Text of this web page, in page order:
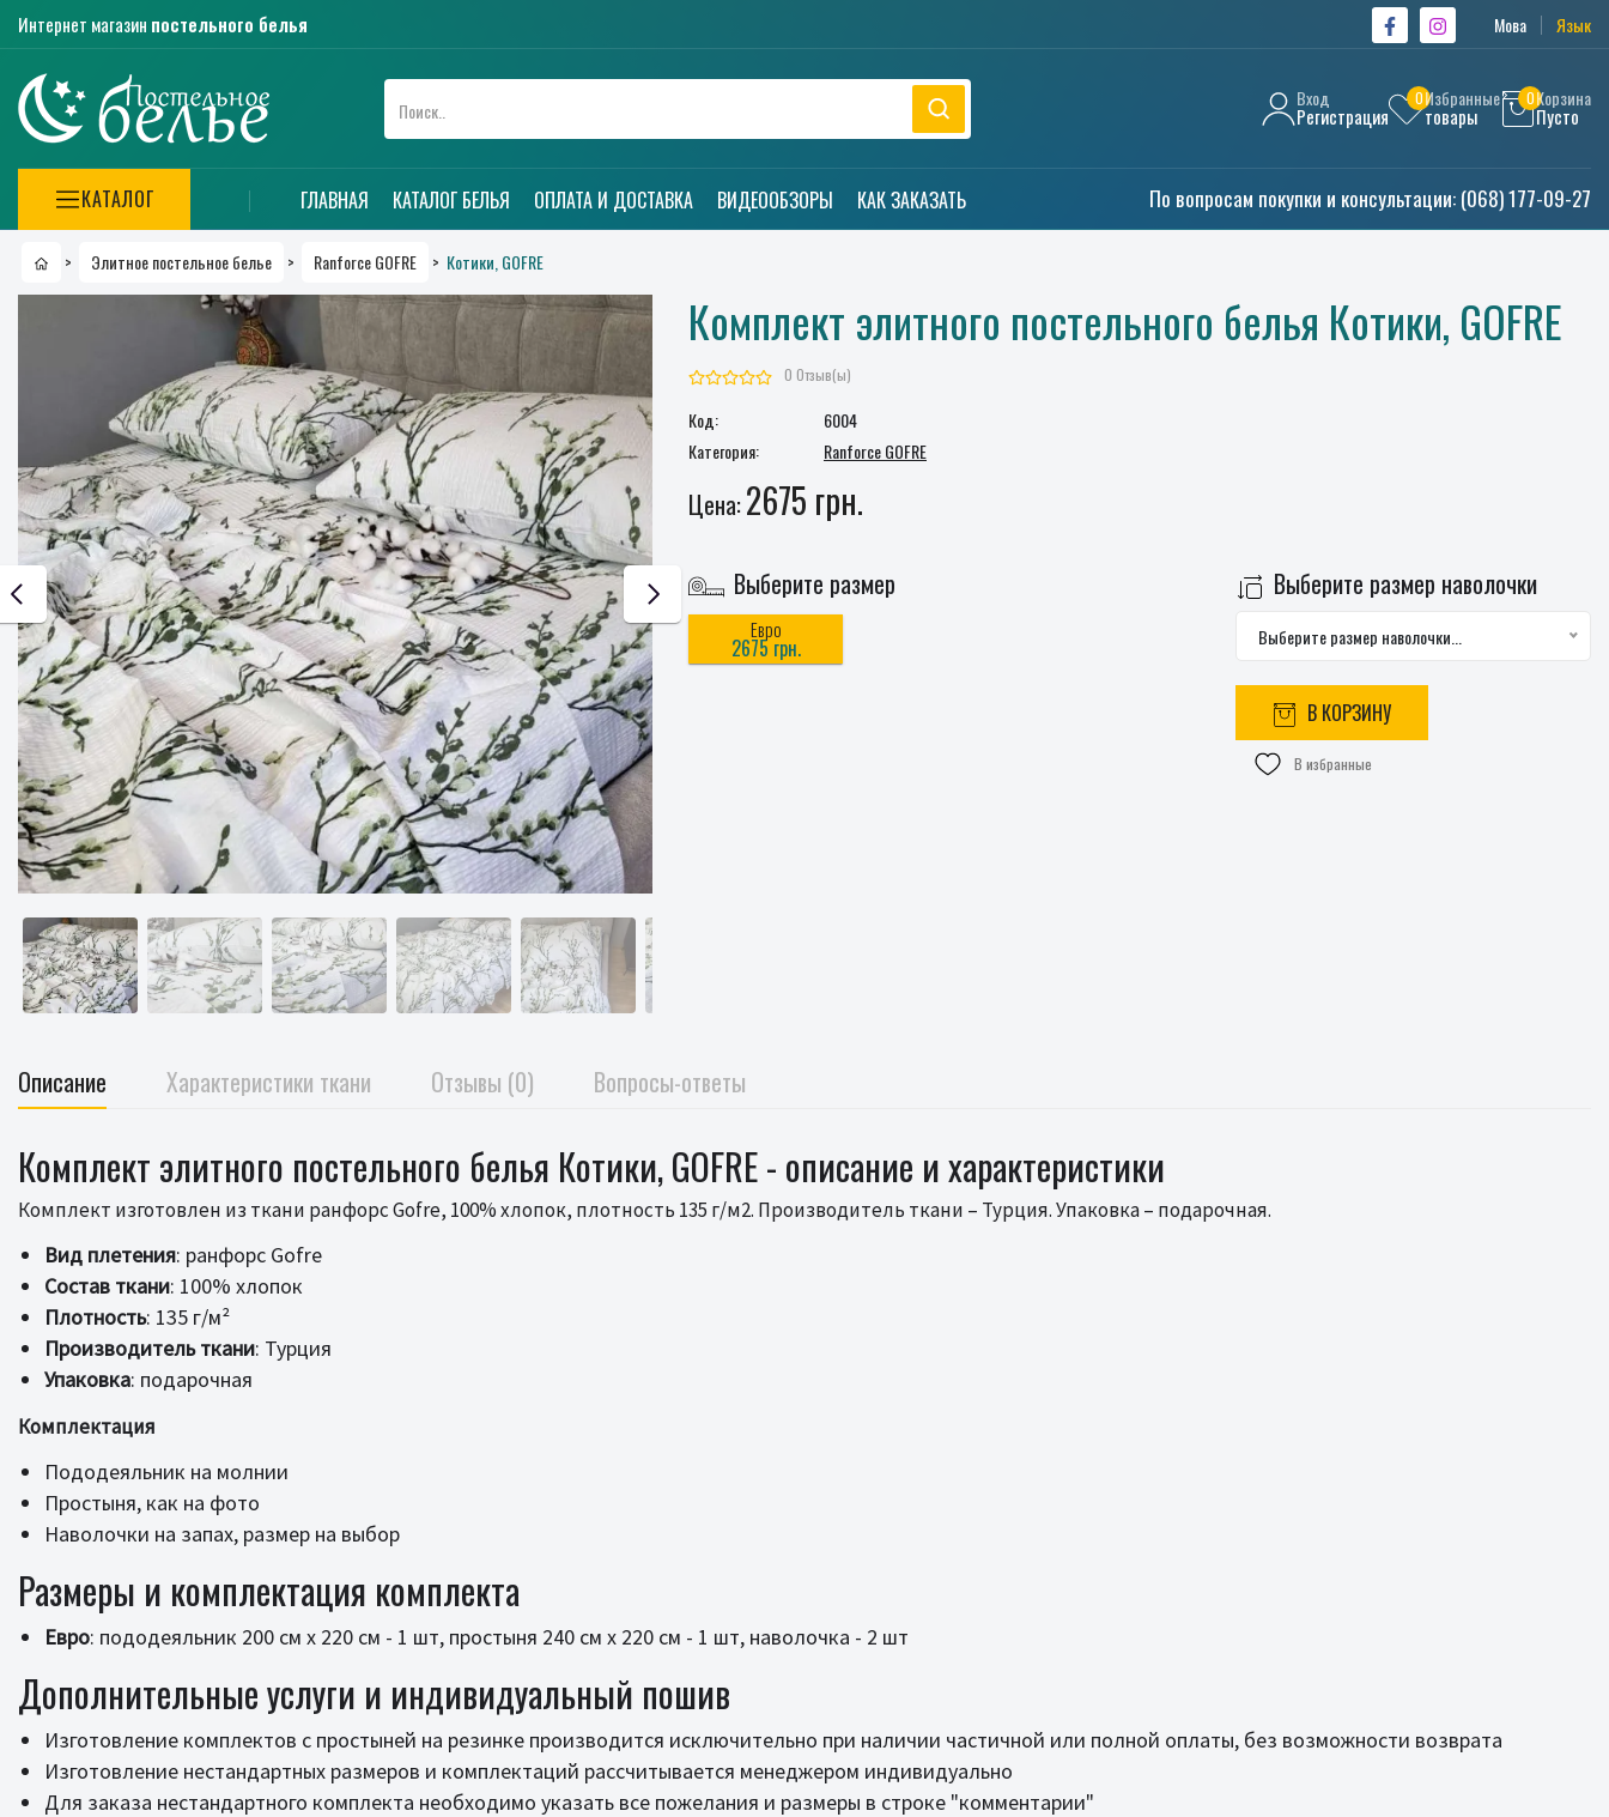
Интернет магазин постельного белья Мова Язык
Вход
Регистрация
0Избранные
товары
0Корзина
Пусто
КАТАЛОГ ГЛАВНАЯ КАТАЛОГ БЕЛЬЯ ОПЛАТА И ДОСТАВКА ВИДЕООБЗОРЫ КАК ЗАКАЗАТЬ По вопросам покупки и консультации: (068) 177-09-27
> Элитное постельное белье > Ranforce GOFRE > Котики, GOFRE
Комплект элитного постельного белья Котики, GOFRE
0 Отзыв(ы)
Код:
6004
Категория:
Ranforce GOFRE
Цена:2675 грн.
Выберите размер
Евро
2675 грн.
Выберите размер наволочки
Выберите размер наволочки...
В КОРЗИНУ
В избранные
Описание Характеристики ткани Отзывы (0) Вопросы-ответы
Комплект элитного постельного белья Котики, GOFRE - описание и характеристики
Комплект изготовлен из ткани ранфорс Gofre, 100% хлопок, плотность 135 г/м2. Производитель ткани – Турция. Упаковка – подарочная.
Вид плетения: ранфорс Gofre
Состав ткани: 100% хлопок
Плотность: 135 г/м²
Производитель ткани: Турция
Упаковка: подарочная
Комплектация
Пододеяльник на молнии
Простыня, как на фото
Наволочки на запах, размер на выбор
Размеры и комплектация комплекта
Евро: пододеяльник 200 см х 220 см - 1 шт, простыня 240 см х 220 см - 1 шт, наволочка - 2 шт
Дополнительные услуги и индивидуальный пошив
Изготовление комплектов с простыней на резинке производится исключительно при наличии частичной или полной оплаты, без возможности возврата
Изготовление нестандартных размеров и комплектаций рассчитывается менеджером индивидуально
Для заказа нестандартного комплекта необходимо указать все пожелания и размеры в строке "комментарии"